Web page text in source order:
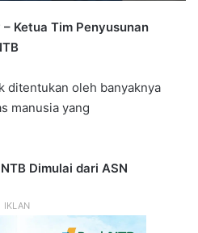
Ketua Tim Penyusunan
ditentukan oleh banyaknya
manusia yang
Dimulai dari ASN
IKLAN